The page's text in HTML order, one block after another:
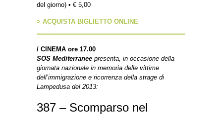
del giorno) • € 5,00
> ACQUISTA BIGLIETTO ONLINE
/ CINEMA ore 17.00
SOS Mediterranee presenta, in occasione della
giornata nazionale in memoria delle vittime
dell’immigrazione e ricorrenza della strage di
Lampedusa del 2013:
387 – Scomparso nel